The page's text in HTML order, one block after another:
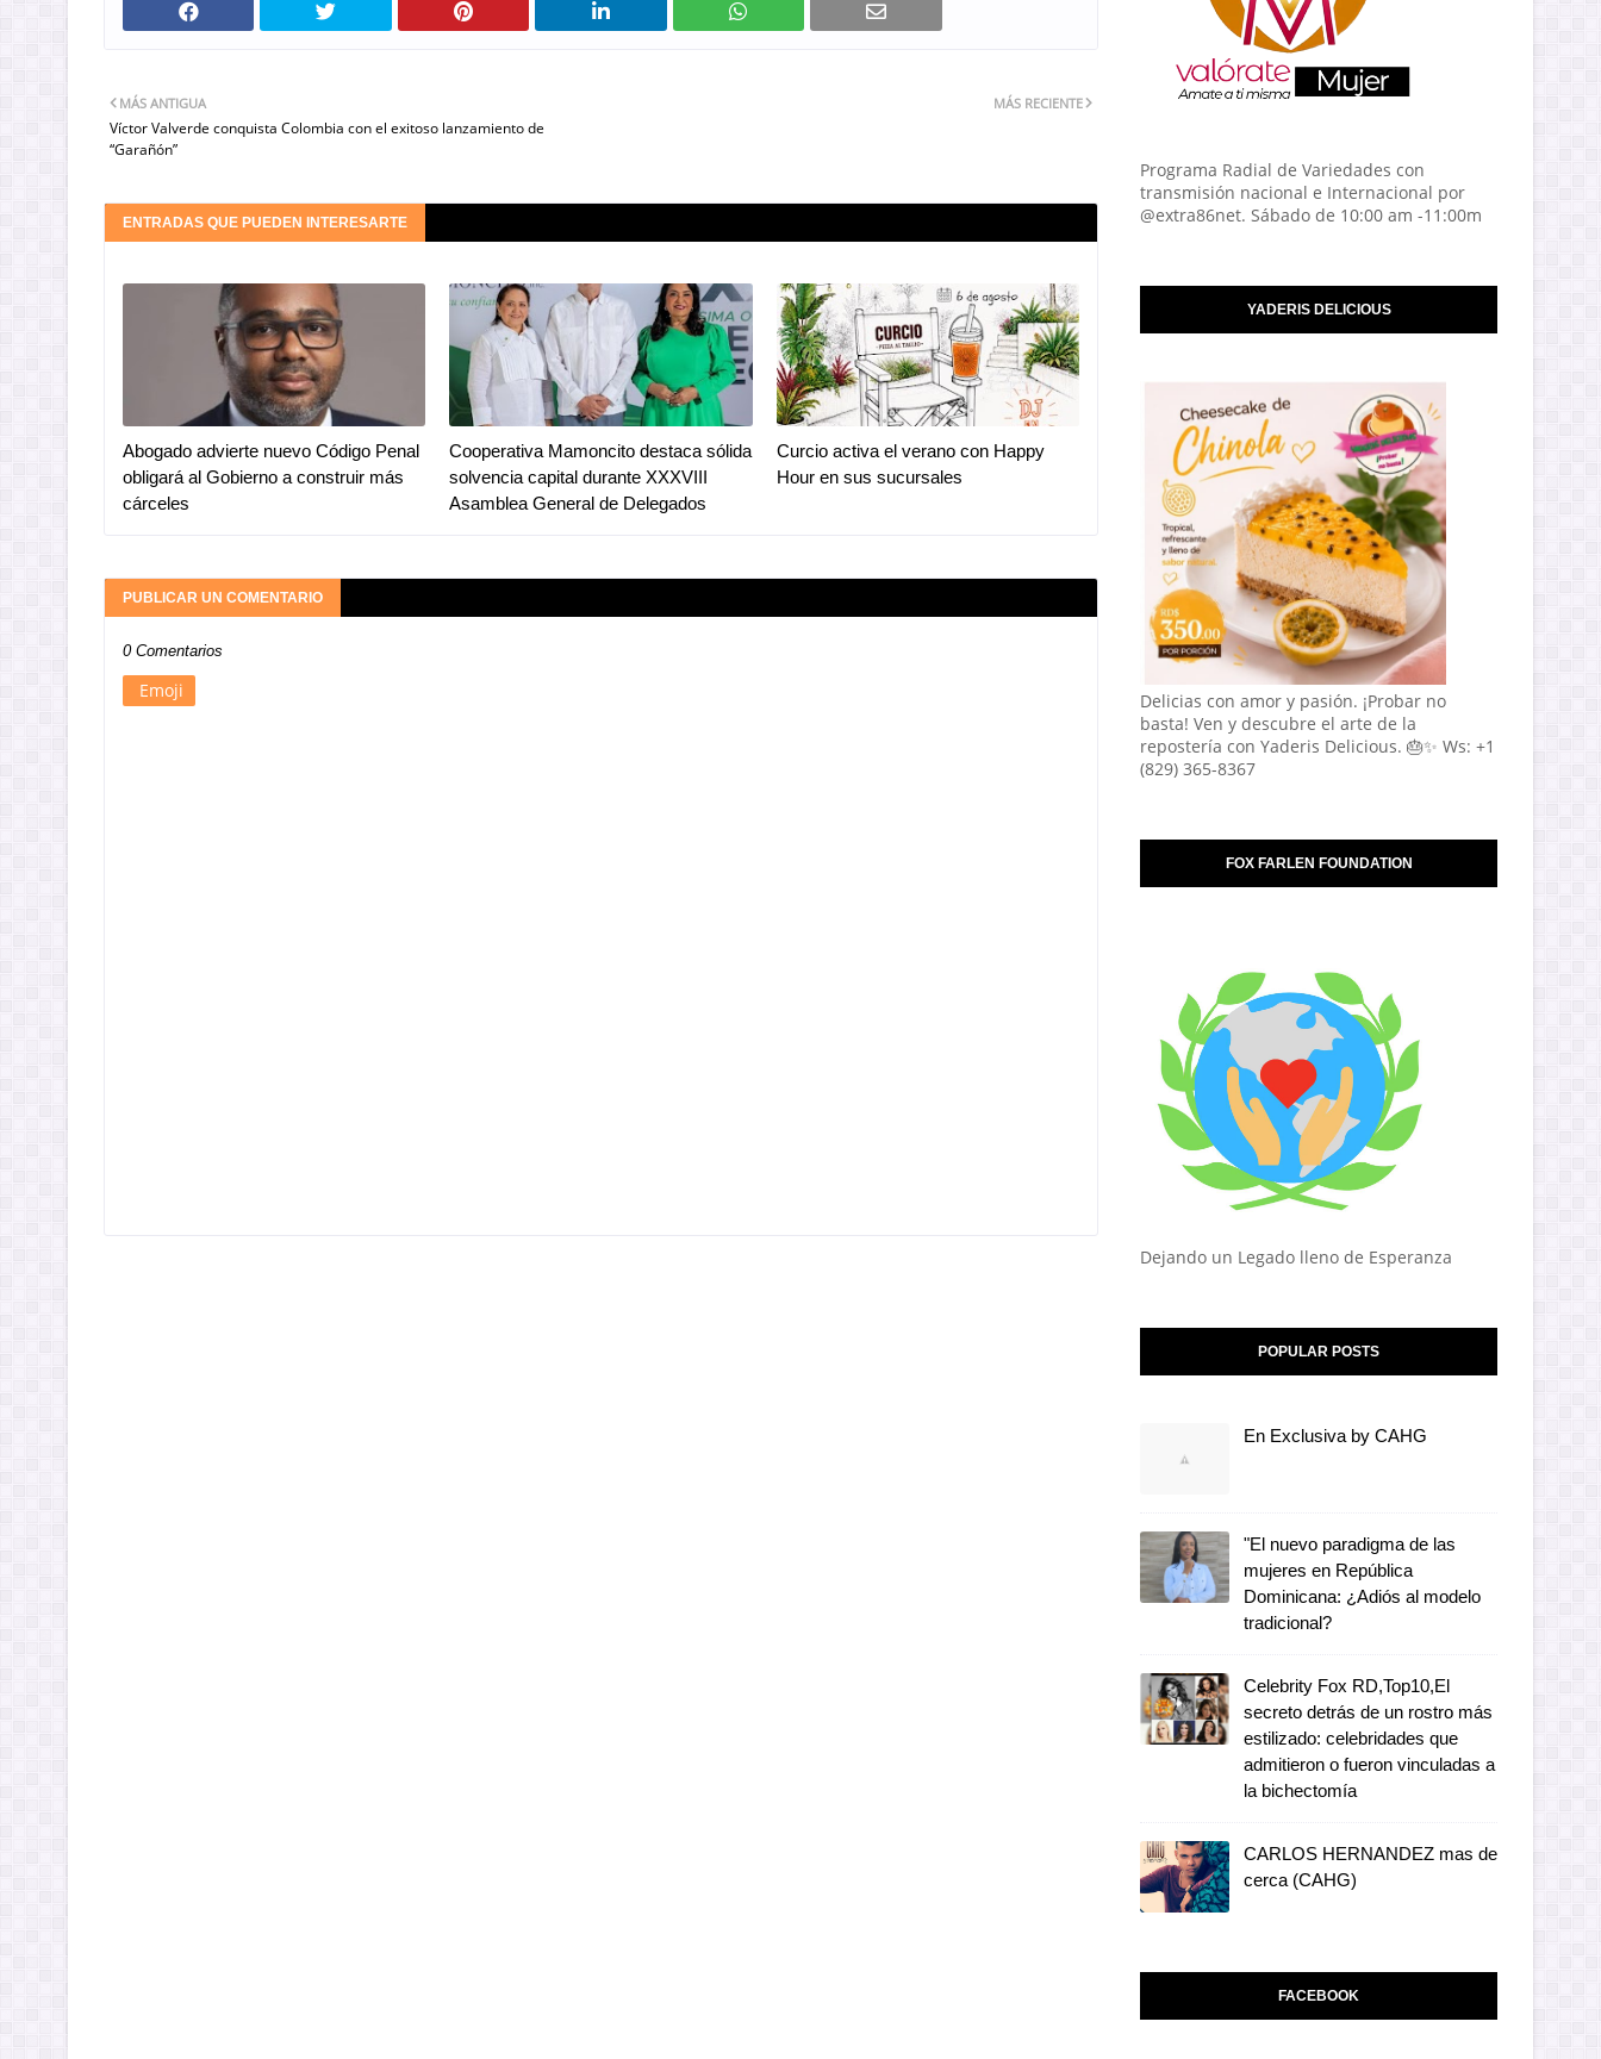
MÁS RECIENTE
MÁS ANTIGUA
Víctor Valverde conquista Colombia con el exitoso lanzamiento de
“Garañón”
ENTRADAS QUE PUEDEN INTERESARTE
Abogado advierte nuevo Código Penal
obligará al Gobierno a construir más
cárceles
Cooperativa Mamoncito destaca sólida
solvencia capital durante XXXVIII
Asamblea General de Delegados
Curcio activa el verano con Happy
Hour en sus sucursales
PUBLICAR UN COMENTARIO
0 Comentarios
Emoji
Programa Radial de Variedades con
transmisión nacional e Internacional por
@extra86net. Sábado de 10:00 am -11:00m
YADERIS DELICIOUS
Delicias con amor y pasión. ¡Probar no
basta! Ven y descubre el arte de la
repostería con Yaderis Delicious. 🎂✨ Ws: +1
(829) 365-8367
FOX FARLEN FOUNDATION
Dejando un Legado lleno de Esperanza
POPULAR POSTS
En Exclusiva by CAHG
"El nuevo paradigma de las
mujeres en República
Dominicana: ¿Adiós al modelo
tradicional?
Celebrity Fox RD,Top10,El
secreto detrás de un rostro más
estilizado: celebridades que
admitieron o fueron vinculadas a
la bichectomía
CARLOS HERNANDEZ mas de
cerca (CAHG)
FACEBOOK